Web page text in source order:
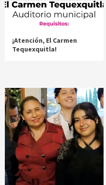
¡Atención, El Carmen
Tequexquitla!